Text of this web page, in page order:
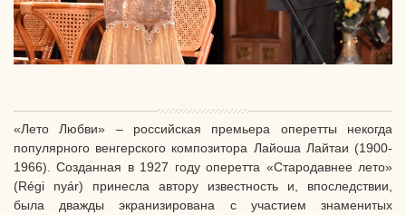
«Лето Любви» – российская премьера оперетты некогда
популярного венгерского композитора Лайоша Лайтаи (1900-
1966). Созданная в 1927 году оперетта «Стародавнее лето»
(Régi nyár) принесла автору известность и, впоследствии,
была дважды экранизирована с участием знаменитых